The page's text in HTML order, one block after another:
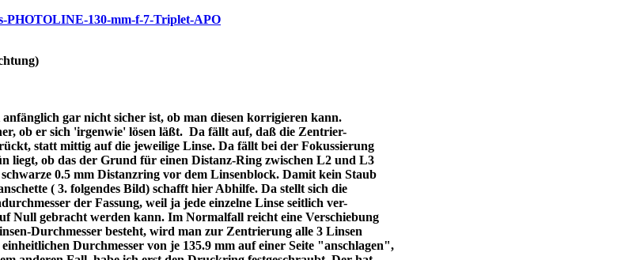
PHOTOLINE-130-mm-f-7-Triplet-APO
gar nicht sicher ist, ob man diesen korrigieren kann.
ob er sich 'irgenwie' lösen läßt. Da fällt auf, daß die Zentrier-
statt mittig auf die jeweilige Linse. Da fällt bei der Fokussierung
liegt, ob das der Grund für einen Distanz-Ring zwischen L2 und L3
0.5 mm Distanzring vor dem Linsenblock. Damit kein Staub
( 3. folgendes Bild) schafft hier Abhilfe. Da stellt sich die
der Fassung, weil ja jede einzelne Linse seitlich ver-
Null gebracht werden kann. Im Normalfall reicht eine Verschiebung
Durchmesser besteht, wird man zur Zentrierung alle 3 Linsen
Durchmesser von je 135.9 mm auf einer Seite "anschlagen",